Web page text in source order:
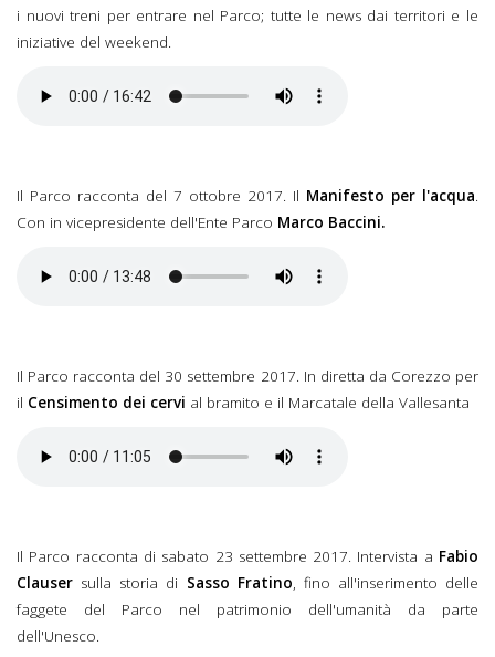
i nuovi treni per entrare nel Parco; tutte le news dai territori e le
iniziative del weekend.
Il Parco racconta del 7 ottobre 2017. Il Manifesto per l'acqua.
Con in vicepresidente dell'Ente Parco Marco Baccini.
Il Parco racconta del 30 settembre 2017. In diretta da Corezzo per
il Censimento dei cervi al bramito e il Marcatale della Vallesanta
Il Parco racconta di sabato 23 settembre 2017. Intervista a Fabio
Clauser sulla storia di Sasso Fratino, fino all'inserimento delle
faggete del Parco nel patrimonio dell'umanità da parte
dell'Unesco.